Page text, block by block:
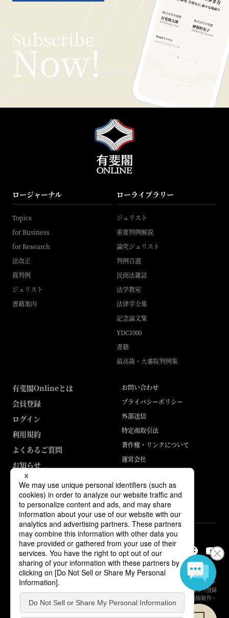
ロージャーナル
Topics
for Business
for Research
法改正
裁判例
ジュリスト
書籍案内
ローライブラリー
ジュリスト
重要判例解説
論究ジュリスト
判例百選
民商法雑誌
法学教室
法律学全集
記念論文集
YDC1000
書籍
最高裁・大審院判例集
有斐閣Onlineとは
会員登録
ログイン
利用規約
よくあるご質問
お知らせ
お問い合わせ
プライバシーポリシー
外部送信
特定商取引法
著作権・リンクについて
運営会社
ABJマークは、この電子書店・電子書籍配信サービスが、著作権者からコン
テンツ使用許諾を得た正規版配信サービスであることを示す登録商標（登録
番号 第6091713号）です。詳しくは［ABJマーク］または［電子出版制作・
流通協議会］で検索してください。